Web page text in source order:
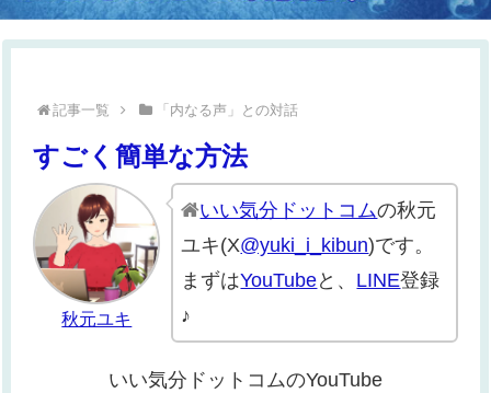
記事一覧 「内なる声」との対話
すごく簡単な方法
秋元ユキ
いい気分ドットコムの秋元
ユキ(X@yuki_i_kibun)です。
まずはYouTubeと、 LINE登録
♪
いい気分ドットコムのYouTube